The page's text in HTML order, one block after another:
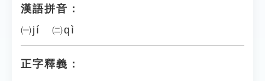
漢語拼音：
㈠jí ㈡qì
正字釋義：